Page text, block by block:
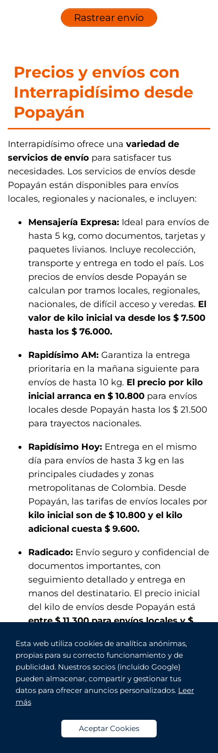
Rastrear envío
Precios y envíos con
Interrapidísimo desde
Popayán
Interrapidísimo ofrece una variedad de
servicios de envío para satisfacer tus
necesidades. Los servicios de envíos desde
Popayán están disponibles para envíos
locales, regionales y nacionales, e incluyen:
Mensajería Expresa: Ideal para envíos de
hasta 5 kg, como documentos, tarjetas y
paquetes livianos. Incluye recolección,
transporte y entrega en todo el país. Los
precios de envíos desde Popayán se
calculan por tramos locales, regionales,
nacionales, de difícil acceso y veredas. El
valor de kilo inicial va desde los $ 7.500
hasta los $ 76.000.
Rapidísimo AM: Garantiza la entrega
prioritaria en la mañana siguiente para
envíos de hasta 10 kg. El precio por kilo
inicial arranca en $ 10.800 para envíos
locales desde Popayán hasta los $ 21.500
para trayectos nacionales.
Rapidísimo Hoy: Entrega en el mismo
día para envíos de hasta 3 kg en las
principales ciudades y zonas
metropolitanas de Colombia. Desde
Popayán, las tarifas de envíos locales por
kilo inicial son de $ 10.800 y el kilo
adicional cuesta $ 9.600.
Radicado: Envío seguro y confidencial de
documentos importantes, con
seguimiento detallado y entrega en
manos del destinatario. El precio inicial
del kilo de envíos desde Popayán está
entre $ 11.300 para envíos locales y $
Esta web utiliza cookies de analítica anónimas,
propias para su correcto funcionamiento y de
publicidad. Nuestros socios (incluido Google)
pueden almacenar, compartir y gestionar tus
datos para ofrecer anuncios personalizados. Leer
más
Aceptar Cookies